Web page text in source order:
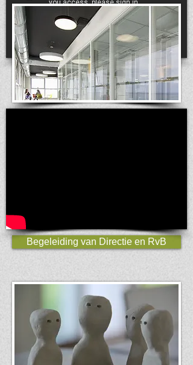
Begeleiding van Directie en RvB